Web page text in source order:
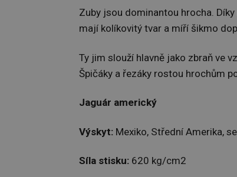
Zuby jsou dominantou hrocha.
mají kolíkovitý tvar a míří šikmo
Ty jim slouží hlavně jako zbraň ve
Špičáky a řezáky rostou hrochům
Jaguár americký
Výskyt: Mexiko, Střední Amerika,
Síla stisku: 620 kg/cm2